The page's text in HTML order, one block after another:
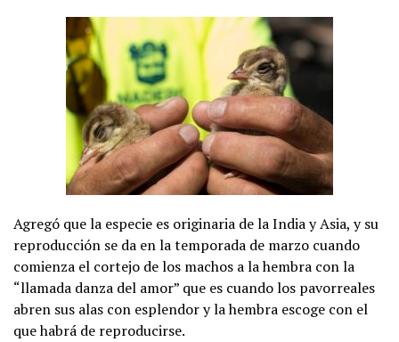
Agregó que la especie es originaria de la India y Asia, y su
reproducción se da en la temporada de marzo cuando
comienza el cortejo de los machos a la hembra con la
“llamada danza del amor” que es cuando los pavorreales
abren sus alas con esplendor y la hembra escoge con el
que habrá de reproducirse.